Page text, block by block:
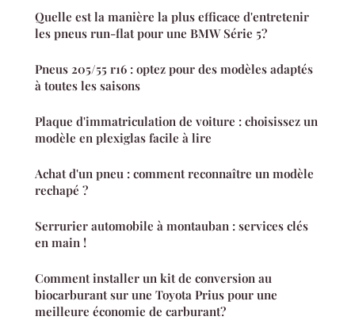
Quelle est la manière la plus efficace d'entretenir
les pneus run-flat pour une BMW Série 5?
Pneus 205/55 r16 : optez pour des modèles adaptés
à toutes les saisons
Plaque d'immatriculation de voiture : choisissez un
modèle en plexiglas facile à lire
Achat d'un pneu : comment reconnaître un modèle
rechapé ?
Serrurier automobile à montauban : services clés
en main !
Comment installer un kit de conversion au
biocarburant sur une Toyota Prius pour une
meilleure économie de carburant?